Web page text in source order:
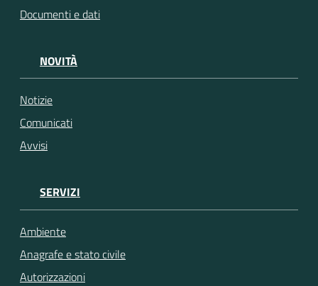
Documenti e dati
NOVITÀ
Notizie
Comunicati
Avvisi
SERVIZI
Ambiente
Anagrafe e stato civile
Autorizzazioni